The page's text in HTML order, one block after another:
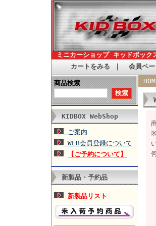
ミニカーショップ キッドボッ
カートをみる
会員ペ
商品検索
KIDBOX WebShop
ご案内
WEB会員登録について
【ご予約について】
新製品・予約品
新製品リスト
※